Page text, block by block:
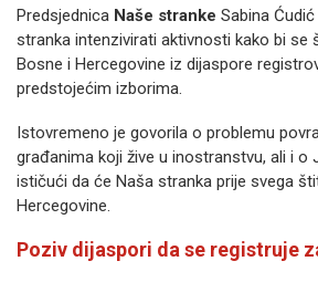
Predsjednica Naše stranke Sabina
stranka intenzivirati aktivnosti kako bi se
Bosne i Hercegovine iz dijaspore
predstojećim izborima.
Istovremeno je govorila o problemu
građanima koji žive u inostranstvu, ali i o
ističući da će Naša stranka prije svega
Hercegovine.
Poziv dijaspori da se registruje